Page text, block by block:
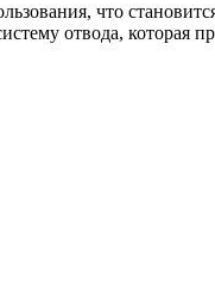
что
отвода, которая